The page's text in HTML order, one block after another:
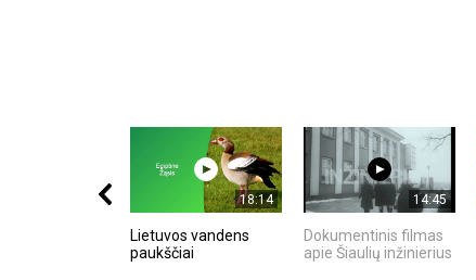
18:14
Lietuvos vandens
paukščiai
14:45
Dokumentinis filmas
apie Šiaulių inžinierius